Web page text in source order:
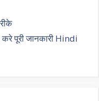
पूरी जानकारी Hindi